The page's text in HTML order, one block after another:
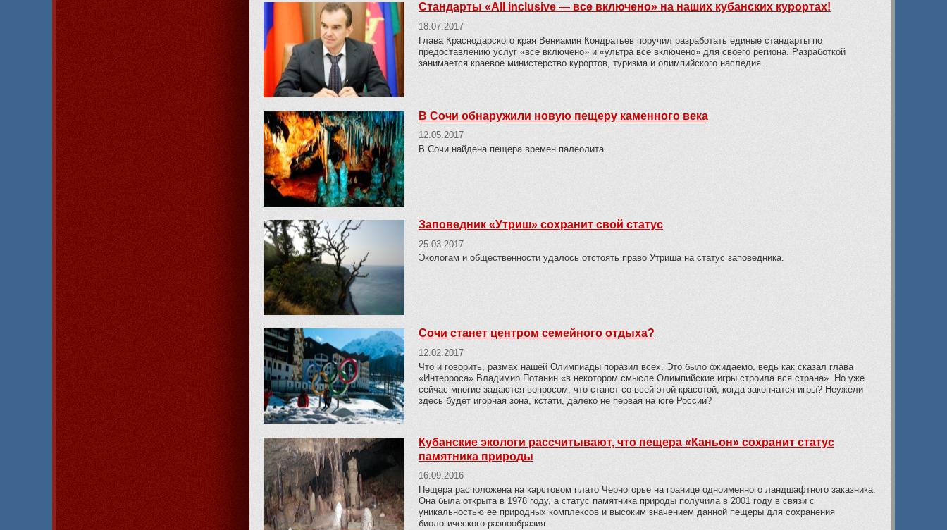
Стандарты «All inclusive — все включено» на наших кубанских курортах!
18.07.2017
Глава Краснодарского края Вениамин Кондратьев поручил разработать единые стандарты по
предоставлению услуг «все включено» и «ультра все включено» для своего региона. Разработкой
занимается краевое министерство курортов, туризма и олимпийского наследия.
В Сочи обнаружили новую пещеру каменного века
12.05.2017
В Сочи найдена пещера времен палеолита.
Заповедник «Утриш» сохранит свой статус
25.03.2017
Экологам и общественности удалось отстоять право Утриша на статус заповедника.
Сочи станет центром семейного отдыха?
12.02.2017
Что и говорить, размах нашей Олимпиады поразил всех. Это было ожидаемо, ведь как сказал глава
«Интерроса» Владимир Потанин «в некотором смысле Олимпийские игры строила вся страна». Но уже
сейчас многие задаются вопросом, что станет со всей этой красотой, когда закончатся игры? Неужели
здесь будет игорная зона, кстати, далеко не первая на юге России?
Кубанские экологи рассчитывают, что пещера «Каньон» сохранит статус
памятника природы
16.09.2016
Пещера расположена на карстовом плато Черногорье на границе одноименного ландшафтного заказника.
Она была открыта в 1978 году, а статус памятника природы получила в 2001 году в связи с
уникальностью ее природных комплексов и высоким значением данной пещеры для сохранения
биологического разнообразия.